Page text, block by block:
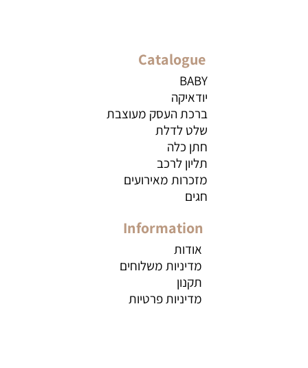
Catalogue
BABY
יודאיקה
ברכת העסק מעוצבת
שלט לדלת
חתן כלה
תליון לרכב
מזכרות מאירועים
חגים
Information
אודות
מדיניות משלוחים
תקנון
מדיניות פרטיות